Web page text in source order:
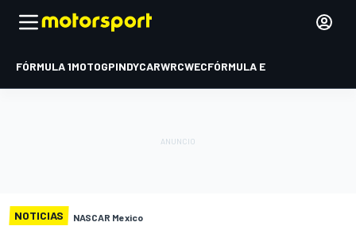
FÓRMULA 1MOTOGPINDYCARWRCWECFÓRMULA E
NOTICIAS NASCAR Mexico